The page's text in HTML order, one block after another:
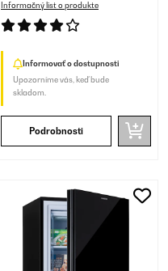
Informačný list o produkte
Informovať o dostupnosti
Upozorníme vás, keď bude
skladom.
Podrobnosti